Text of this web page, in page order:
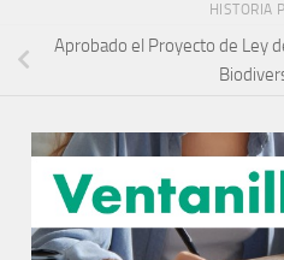
HISTORIA
Aprobado el Proyecto de Ley